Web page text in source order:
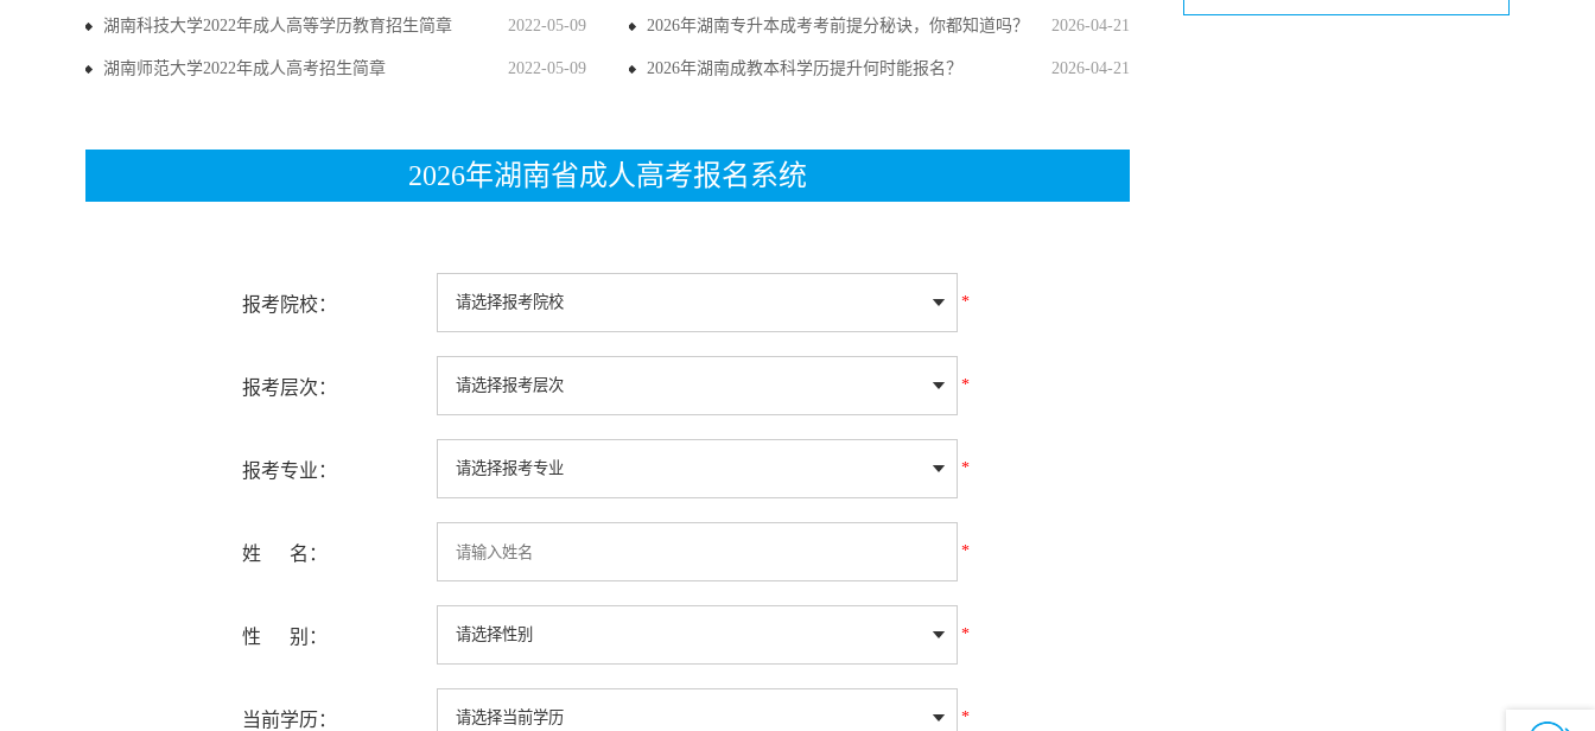
2022-05-09
湖南科技大学2022年成人高等学历教育招生简章
2022-05-09
湖南师范大学2022年成人高考招生简章
2026-04-21
2026年湖南专升本成考考前提分秘诀，你都知道吗？
2026-04-21
2026年湖南成教本科学历提升何时能报名？
2026年湖南省成人高考报名系统
报考院校： *
报考层次： *
报考专业： *
姓 名： *
性 别： *
当前学历： *